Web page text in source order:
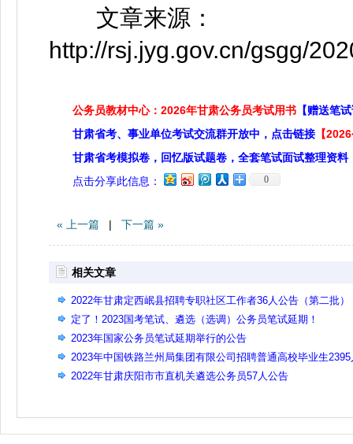
文章来源：
http://rsj.jyg.gov.cn/gsgg/
公务员教材中心：2026年甘肃公务员考试用书 【赠送笔
甘肃省考、事业单位考试交流群开放中，点击链接 【
甘肃省考模拟卷，回忆版试题卷，全套笔试面试整理资料
点击分享此信息：
0
« 上一篇 | 下一篇 »
相关文章
2022年甘肃定西岷县招聘专职社区工作者36人公告（第二批）
定了！2023国考笔试、遴选（选调）公务员笔试延期！
2023年国家公务员笔试延期举行的公告
2023年中国铁路兰州局集团有限公司招聘普通高校毕业生2395
公告(二)
2022年甘肃庆阳市市直机关遴选公务员57人公告